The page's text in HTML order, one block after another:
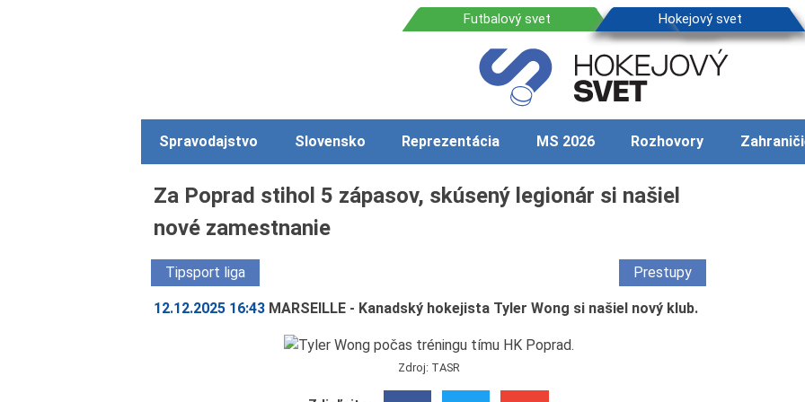
Spravodajstvo Slovensko Reprezentácia MS 2026 Rozhovory
Za Poprad stihol 5 zápasov, skúsený legionár si našiel
nové zamestnanie
Tipsport liga Prestupy
12.12.2025 16:43 MARSEILLE - Kanadský hokejista Tyler Wong si našiel nový klub.
Zdroj: TASR